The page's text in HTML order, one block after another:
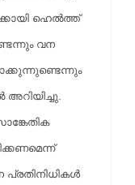
ഹെല്‍ത്ത്
വന
പ്രതിനിധികള്‍